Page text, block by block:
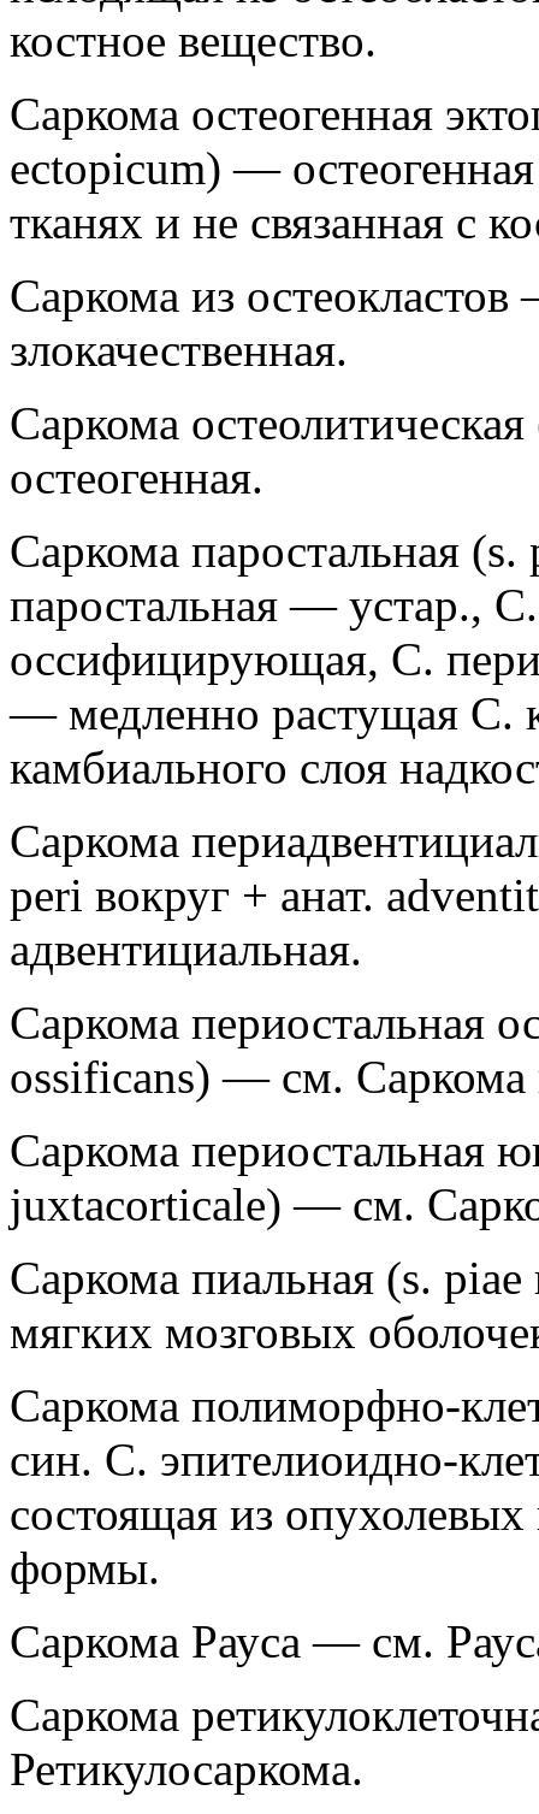
костное вещество.
Саркома остеогенная
ectopicum) —
тканях и не связанная с
Саркома из
злокачественная.
Саркома
остеогенная.
Саркома паростальная
паростальная — устар.,
оссифицирующая, С.
— медленно растущая С.
камбиального слоя
Саркома
peri вокруг + анат.
адвентициальная.
Саркома периостальная
ossificans) — см. Саркома
Саркома периостальная
juxtacorticale) — см.
Саркома пиальная (s.
мягких мозговых
Саркома полиморфно-
син. С. эпителиоидно-
состоящая из
формы.
Саркома Рауса — см.
Саркома
Ретикулосаркома.